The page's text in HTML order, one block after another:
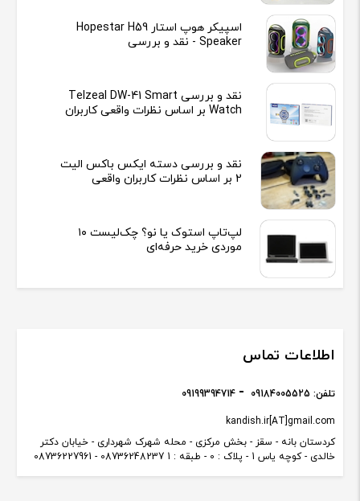
اسپیکر هوپ استار Hopestar H59
Speaker - نقد و بررسی
نقد و بررسی Telzeal DW-41 Smart
Watch بر اساس نظرات واقعی کاربران
نقد و بررسی دسته ایکس باکس الیت
2 بر اساس نظرات کاربران واقعی
لپ‌تاپ استوک یا نو؟ چک‌لیست ۱۰
موردی خرید حرفه‌ای
اطلاعات تماس
کردستان بانه - سقز - بخش مرکزی - محله شهرک شهرداری - خیابان دکتر
خالدی - کوچه یاس 1 - پلاک : 0 - طبقه : 1 08736248237 - 08736227961
kandish.ir[AT]gmail.com
تلفن: 09184005525
09199394714